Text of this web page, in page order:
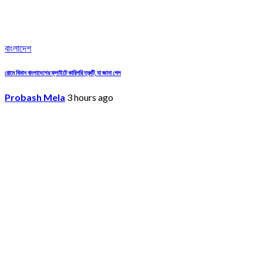
বাংলাদেশ
রোমে বিমান বাংলাদেশের ফ্লাইটে কারিগরি ত্রুটি, যা জানা গেল
Probash Mela 3 hours ago